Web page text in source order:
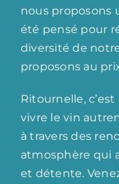
nous proposons
été pensé pour
diversité de
proposons au
Ritournelle,
vivre le vin
à travers des
atmosphère qui
et détente.